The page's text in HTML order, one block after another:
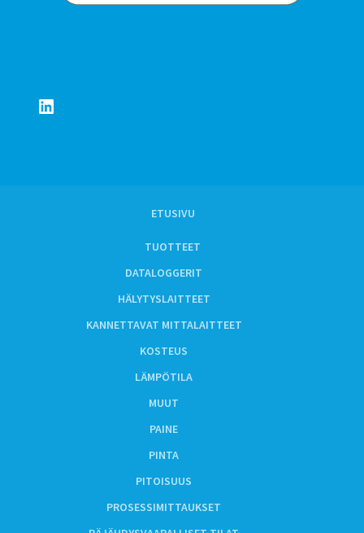
LinkedIn
ETUSIVU
TUOTTEET
DATALOGGERIT
HÄLYTYSLAITTEET
KANNETTAVAT MITTALAITTEET
KOSTEUS
LÄMPÖTILA
MUUT
PAINE
PINTA
PITOISUUS
PROSESSIMITTAUKSET